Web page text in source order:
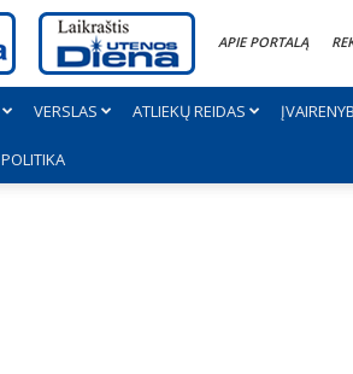
APIE PORTALĄ
VERSLAS ATLIEKŲ REIDAS
POLITIKA